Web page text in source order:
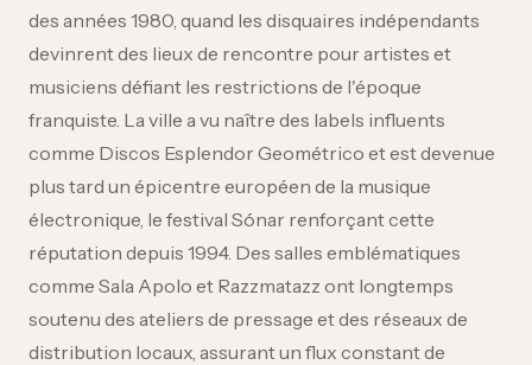
des années 1980, quand les disquaires indépendants
devinrent des lieux de rencontre pour artistes et
musiciens défiant les restrictions de l'époque
franquiste. La ville a vu naître des labels influents
comme Discos Esplendor Geométrico et est devenue
plus tard un épicentre européen de la musique
électronique, le festival Sónar renforçant cette
réputation depuis 1994. Des salles emblématiques
comme Sala Apolo et Razzmatazz ont longtemps
soutenu des ateliers de pressage et des réseaux de
distribution locaux, assurant un flux constant de